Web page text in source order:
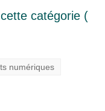
catégorie (
numériques